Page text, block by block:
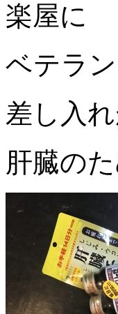
楽屋に
ベテラ
差し入
肝臓の